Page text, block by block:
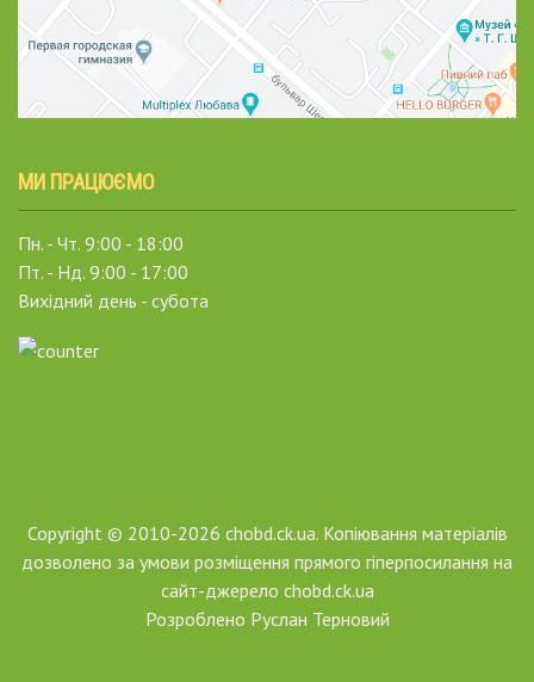
МИ ПРАЦЮЄМО
Пн. - Чт. 9:00 - 18:00
Пт. - Нд. 9:00 - 17:00
Вихідний день - субота
Copyright © 2010-2026 chobd.ck.ua. Копіювання матеріалів
дозволено за умови розміщення прямого гіперпосилання на
сайт-джерело chobd.ck.ua
Розроблено Руслан Терновий